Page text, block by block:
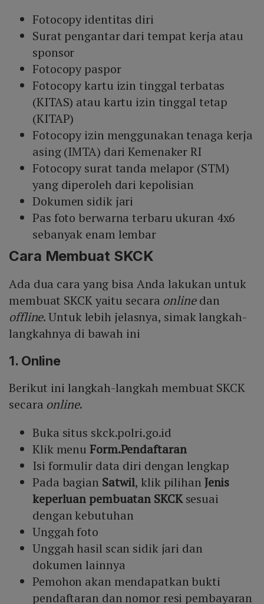
Fotocopy identitas diri
Surat pengantar dari tempat kerja atau
sponsor
Fotocopy paspor
Fotocopy kartu izin tinggal terbatas
(KITAS) atau kartu izin tinggal tetap
(KITAP)
Fotocopy izin menggunakan tenaga kerja
asing (IMTA) dari Kemenaker RI
Fotocopy surat tanda melapor (STM)
yang diperoleh dari kepolisian
Dokumen sidik jari
Pas foto berwarna terbaru ukuran 4x6
sebanyak enam lembar
Cara Membuat SKCK
Ada dua cara yang bisa Anda lakukan untuk
membuat SKCK yaitu secara onlinedan
offline. Untuk lebih jelasnya, simak langkah-
langkahnya di bawah ini
1. Online
Berikut ini langkah-langkah membuat SKCK
secara online.
Buka situs skck.polri.go.id
Klik menu Form.Pendaftaran
Isi formulir data diri dengan lengkap
Pada bagian Satwil, klik pilihan Jenis
keperluan pembuatan SKCKsesuai
dengan kebutuhan
Unggah foto
Unggah hasil scan sidik jari dan
dokumen lainnya
Pemohon akan mendapatkan bukti
pendaftaran dan nomor resi pembayaran